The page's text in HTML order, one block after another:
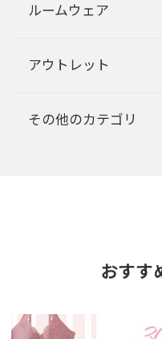
ルームウェア
アウトレット
その他のカテゴリ
おすす